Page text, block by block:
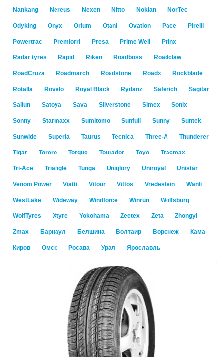
Nankang Nereus Nexen Nitto Nokian NorTec
Odyking Onyx Orium Otani Ovation Pace Pirelli
Powertrac Premiorri Presa Prime Well Prinx
Radar tyres Rapid Riken Roadboss Roadclaw
RoadCruza Roadmarch Roadstone Roadx Rockblade
Rotalla Rovelo Royal Black Rydanz Saferich Sagitar
Sailun Satoya Sava Silverstone Simex Sonix
Sonny Starmaxx Sumitomo Sunfull Sunny Suntek
Sunwide Superia Taurus Tecnica Three-A Thunderer
Tigar Torero Torque Tourador Toyo Tracmax
Tri-Ace Triangle Tunga Uniglory Uniroyal Unistar
Venom Power Viatti Vitour Vittos Vredestein Wanli
WestLake Wideway Windforce Winrun Wolfsburg
WolfTyres Xtyre Yokohama Zeetex Zeta Zhongyi
Zmax Барнаул Белшина Волтаир Воронеж Кама
Киров Омск Росава Урал Ярославль